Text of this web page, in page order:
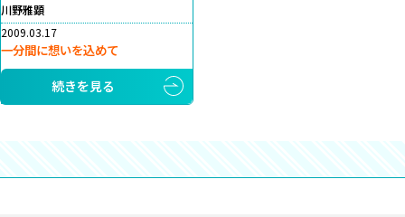
川野雅顕
2009.03.17
一分間に想いを込めて
続きを見る